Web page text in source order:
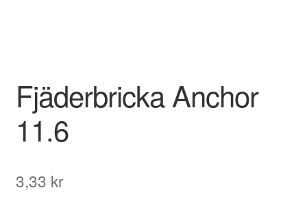
Fjäderbricka Anchor
11.6
3,33 kr